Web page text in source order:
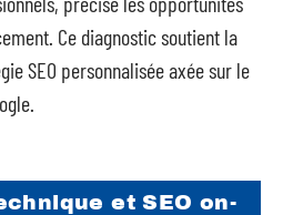
Ce diagnostic soutient la
SEO personnalisée axée sur le
et SEO on-